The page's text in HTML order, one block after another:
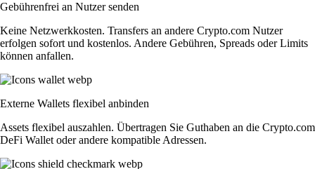
Gebührenfrei an Nutzer senden
Keine Netzwerkkosten. Transfers an andere Crypto.com Nutzer
erfolgen sofort und kostenlos. Andere Gebühren, Spreads oder Limits
können anfallen.
Externe Wallets flexibel anbinden
Assets flexibel auszahlen. Übertragen Sie Guthaben an die Crypto.com
DeFi Wallet oder andere kompatible Adressen.